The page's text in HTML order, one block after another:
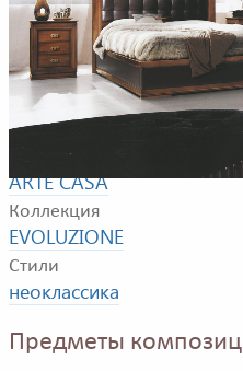
Пример композиции
композицию входят:
комод
Фабрика
ARTE CASA
Коллекция
EVOLUZIONE
Стили
неоклассика
Предметы